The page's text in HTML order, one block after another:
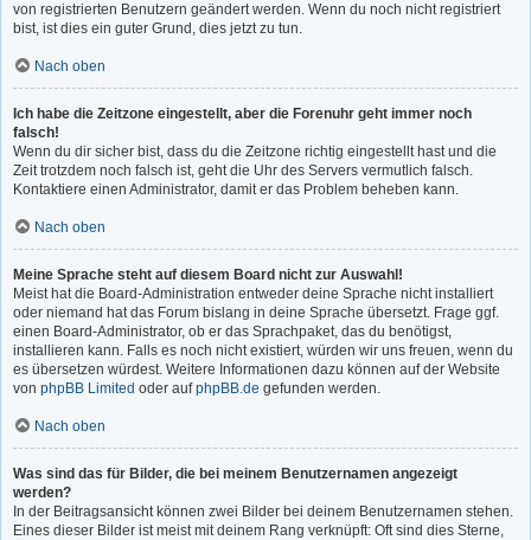
von registrierten Benutzern geändert werden. Wenn du noch nicht registriert
bist, ist dies ein guter Grund, dies jetzt zu tun.
Nach oben
Ich habe die Zeitzone eingestellt, aber die Forenuhr geht immer noch
falsch!
Wenn du dir sicher bist, dass du die Zeitzone richtig eingestellt hast und die
Zeit trotzdem noch falsch ist, geht die Uhr des Servers vermutlich falsch.
Kontaktiere einen Administrator, damit er das Problem beheben kann.
Nach oben
Meine Sprache steht auf diesem Board nicht zur Auswahl!
Meist hat die Board-Administration entweder deine Sprache nicht installiert
oder niemand hat das Forum bislang in deine Sprache übersetzt. Frage ggf.
einen Board-Administrator, ob er das Sprachpaket, das du benötigst,
installieren kann. Falls es noch nicht existiert, würden wir uns freuen, wenn du
es übersetzen würdest. Weitere Informationen dazu können auf der Website
von phpBB Limited oder aufphpBB.de gefunden werden.
Nach oben
Was sind das für Bilder, die bei meinem Benutzernamen angezeigt
werden?
In der Beitragsansicht können zwei Bilder bei deinem Benutzernamen stehen.
Eines dieser Bilder ist meist mit deinem Rang verknüpft: Oft sind dies Sterne,